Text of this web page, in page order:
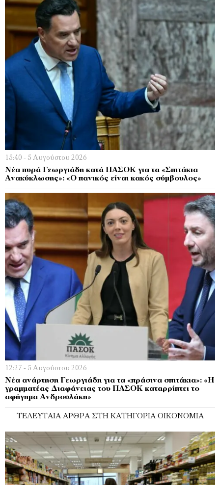
15:40 - 5 Αυγούστου 2026
Νέα πυρά Γεωργιάδη κατά ΠΑΣΟΚ για τα «Σπιτάκια
Ανακύκλωσης»: «Ο πανικός είναι κακός σύμβουλος»
12:27 - 5 Αυγούστου 2026
Νέα ανάρτηση Γεωργιάδη για τα «πράσινα σπιτάκια»: «Η
γραμματέας Διαφάνειας του ΠΑΣΟΚ καταρρίπτει το
αφήγημα Ανδρουλάκη»
ΤΕΛΕΥΤΑΊΑ ΆΡΘΡΑ ΣΤΗ ΚΑΤΗΓΟΡΊΑ ΟΙΚΟΝΟΜΊΑ